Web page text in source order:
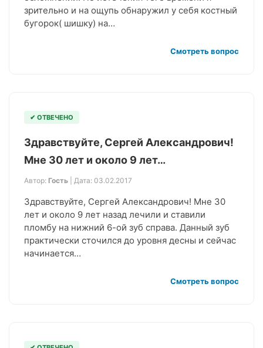
зрительно и на ощупь обнаружил у себя костный
бугорок( шишку) на…
Смотреть вопрос
✔ ОТВЕЧЕНО
Здравствуйте, Сергей Александрович!
Мне 30 лет и около 9 лет…
Автор: Гость | Дата: 03.02.2017
Здравствуйте, Сергей Александрович! Мне 30
лет и около 9 лет назад лечили и ставили
пломбу на нижний 6-ой зуб справа. Данный зуб
практически сточился до уровня десны и сейчас
начинается…
Смотреть вопрос